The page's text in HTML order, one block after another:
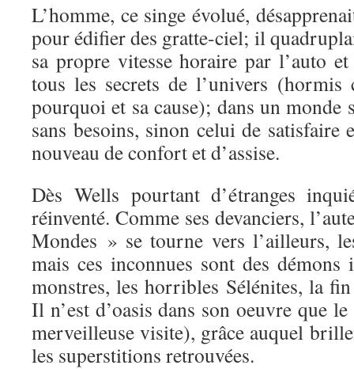
L’homme, ce singe évolué,
pour édifier des gratte-ciel; il
sa propre vitesse horaire par l’auto
tous les secrets de l’univers (hormis
pourquoi et sa cause); dans un
sans besoins, sinon celui de satisfaire
nouveau de confort et d’assise.
Dès Wells pourtant d’étranges
réinventé. Comme ses devanciers,
Mondes » se tourne vers l’ailleurs,
mais ces inconnues sont des
monstres, les horribles Sélénites, la
Il n’est d’oasis dans son oeuvre que
merveilleuse visite), grâce auquel
les superstitions retrouvées.